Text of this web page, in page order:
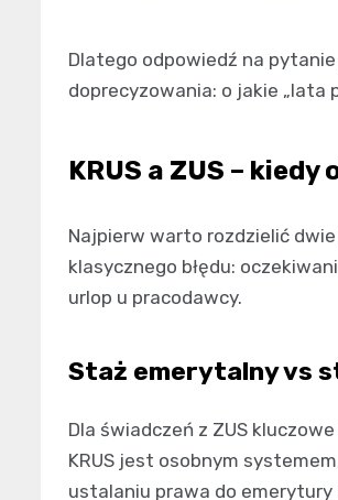
Dlatego odpowiedź na pytanie
doprecyzowania: o jakie „lata
KRUS a ZUS –
Najpierw warto rozdzielić dwie
klasycznego błędu:
urlop u pracodawcy.
Staż emerytalny vs
Dla świadczeń z ZUS kluczowe
KRUS jest osobnym
ustalaniu prawa do emerytury